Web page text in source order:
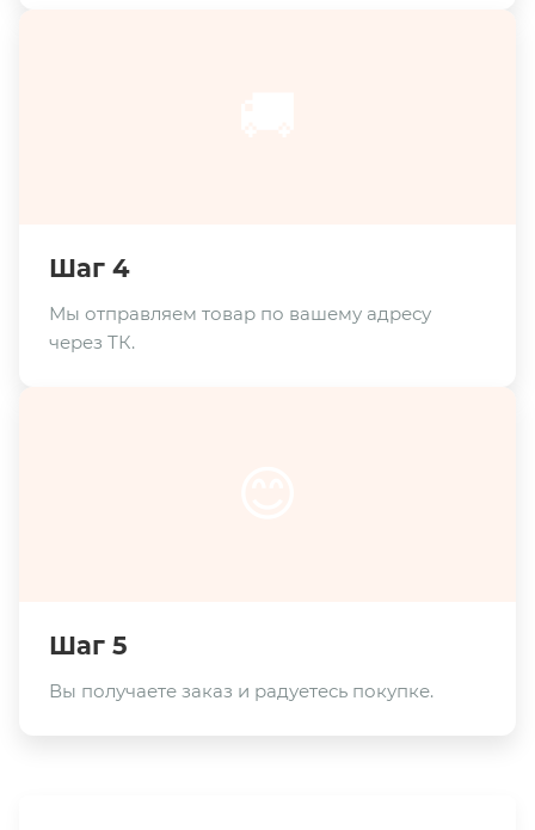
Шаг 4
Мы отправляем товар по вашему адресу
через ТК.
Шаг 5
Вы получаете заказ и радуетесь покупке.